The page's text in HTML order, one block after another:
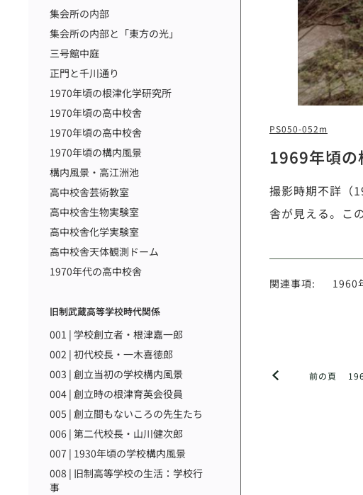
集会所の内部
集会所の内部と「東方の光」
三号館中庭
正門と千川通り
1970年頃の根津化学研究所
1970年頃の高中校舎
1970年頃の高中校舎
1970年頃の構内風景
構内風景・高江洲池
高中校舎芸術教室
高中校舎生物実験室
高中校舎化学実験室
高中校舎天体観測ドーム
1970年代の高中校舎
旧制武蔵高等学校時代関係
001 | 学校創立者・根津嘉一郎
002 | 初代校長・一木喜徳郎
003 | 創立当初の学校構内風景
004 | 創立時の根津育英会役員
005 | 創立間もないころの先生たち
006 | 第二代校長・山川健次郎
007 | 1930年頃の学校構内風景
008 | 旧制高等学校の生活：学校行
事
PS050-052m
1969年頃の
撮影時期不詳（
舎が見える。こ
関連事項: 1960
前の頁